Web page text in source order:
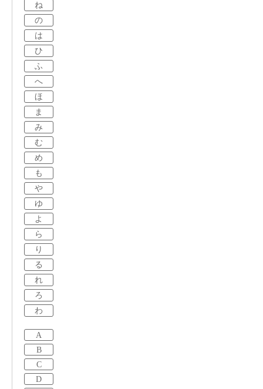
ね
の
は
ひ
ふ
へ
ほ
ま
み
む
め
も
や
ゆ
よ
ら
り
る
れ
ろ
わ
A
B
C
D